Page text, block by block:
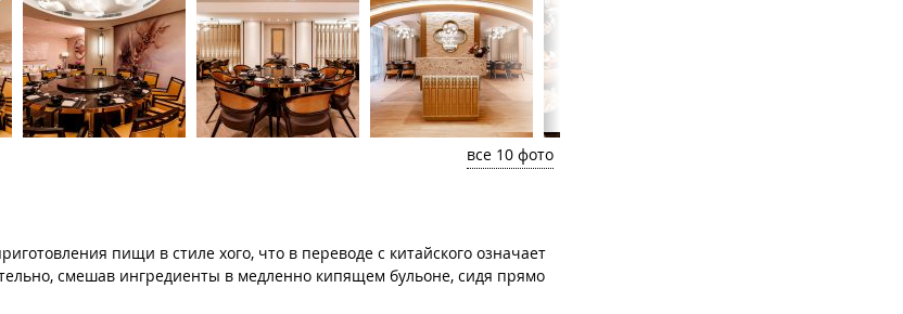
все 10 фото
пищи в стиле хого, что в переводе с китайского означает
смешав ингредиенты в медленно кипящем бульоне, сидя прямо